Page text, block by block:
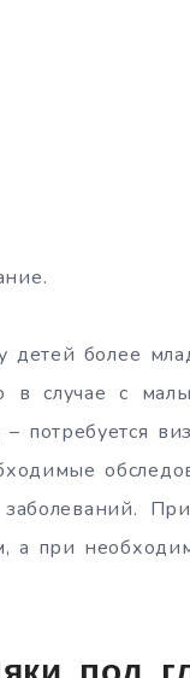
более
в случае с
потребуется
а при